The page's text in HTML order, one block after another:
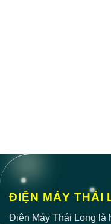
ĐIỆN MÁY THÁI
Điện Máy Thái Long là